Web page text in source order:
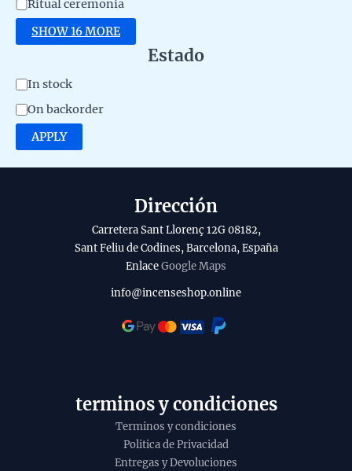
Ritual ceremonia
SHOW 16 MORE
Estado
A
v
a
i
In stock
On backorder
APPLY
Dirección
Carretera Sant Llorenç 12G 08182,
Sant Feliu de Codines, Barcelona, España
EnlaceGoogle Maps
info@incenseshop.online
terminos y condiciones
Terminos y condiciones
Politica de Privacidad
Entregas y Devoluciones